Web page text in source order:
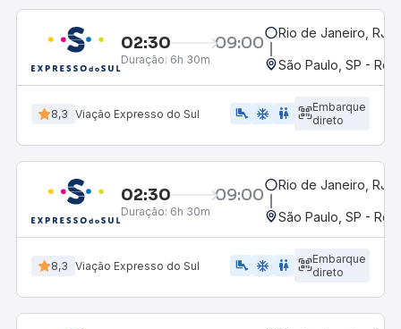
02:30 09:00
Duração: 6h 30m
Rio de Janeiro, RJ -
São Paulo, SP -
8,3 Viação Expresso do Sul airline_seat_legroom_extra ac_unit WC
Embarque
direto
02:30 09:00
Duração: 6h 30m
Rio de Janeiro, RJ -
São Paulo, SP -
8,3 Viação Expresso do Sul airline_seat_legroom_extra ac_unit wc
Embarque
direto